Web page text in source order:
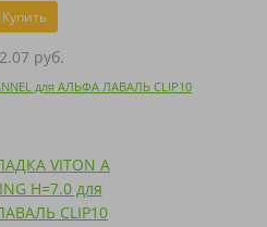
Купить
руб.
для АЛЬФА ЛАВАЛЬ CLIP10